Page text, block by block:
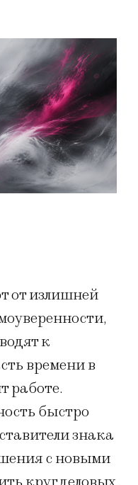
от излишней
к
времени в
работе.
быстро
знака
с новыми